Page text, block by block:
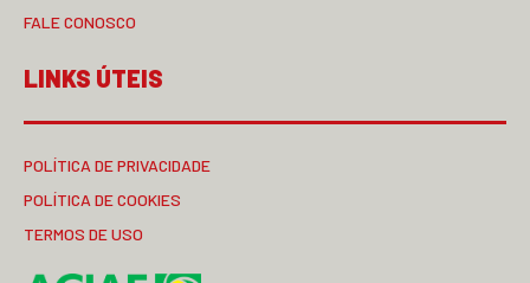
FALE CONOSCO
LINKS ÚTEIS
POLÍTICA DE PRIVACIDADE
POLÍTICA DE COOKIES
TERMOS DE USO